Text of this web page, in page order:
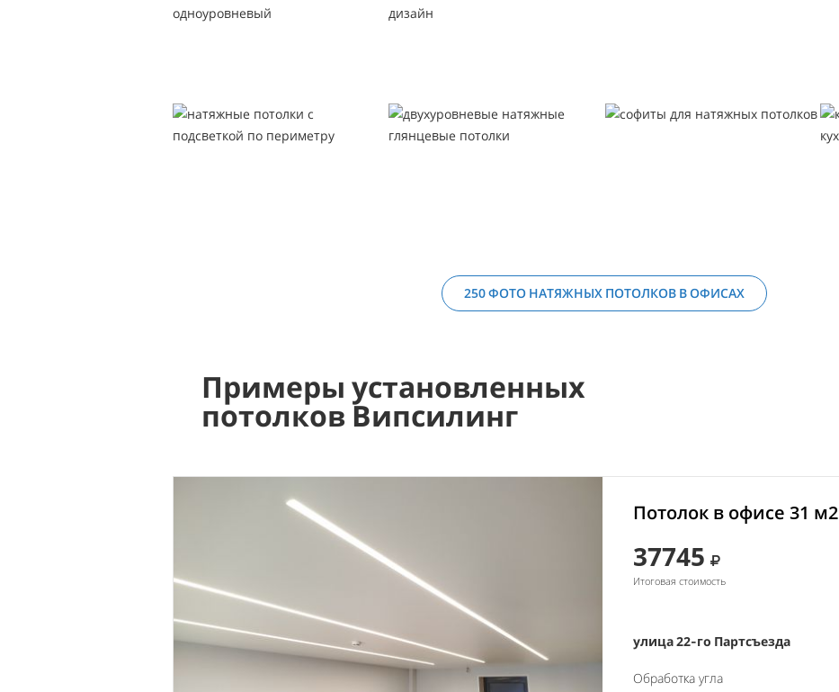
250 ФОТО НАТЯЖНЫХ ПОТОЛКОВ В ОФИСАХ
Примеры установленных
потолков Випсилинг
Потолок в офисе 31 м2
37745
Итоговая стоимость
улица 22-го Партсъезда
Обработка угла